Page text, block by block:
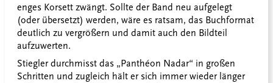
enges Korsett zwängt. Sollte der Band neu aufgelegt
(oder übersetzt) werden, wäre es ratsam, das Buchformat
deutlich zu vergrößern und damit auch den Bildteil
aufzuwerten.
Stiegler durchmisst das „Panthéon Nadar“ in großen
Schritten und zugleich hält er sich immer wieder länger